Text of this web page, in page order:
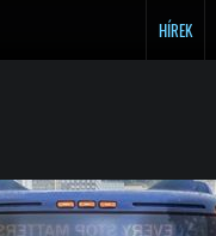
HÍREK